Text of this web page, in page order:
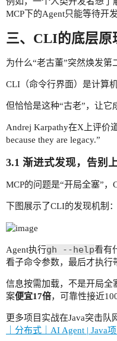
MCP下的Agent只能等待开
三、CLI的底层原
为什么“老古董”突然焕发第
CLI（命令行界面）是计算
但恰恰是这种“古老”，让它
Andrej Karpathy在X上评价
because they are legacy.”
3.1 渐进式发现，告别
MCP的问题是“开局全塞”，
下图展示了CLI的发现机制：
Agent执行gh --help看有
看子命令参数，最后才执行
信息按需加载，不是开局全
案便宜17倍，可靠性接近
更多项目实战在Java突击队
｜分布式｜AI Agent | Java